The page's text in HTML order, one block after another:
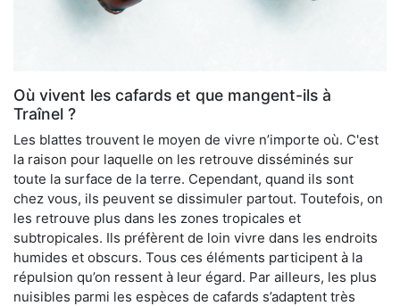
Où vivent les cafards et que mangent-ils à
Traînel ?
Les blattes trouvent le moyen de vivre n’importe où. C'est
la raison pour laquelle on les retrouve disséminés sur
toute la surface de la terre. Cependant, quand ils sont
chez vous, ils peuvent se dissimuler partout. Toutefois, on
les retrouve plus dans les zones tropicales et
subtropicales. Ils préfèrent de loin vivre dans les endroits
humides et obscurs. Tous ces éléments participent à la
répulsion qu’on ressent à leur égard. Par ailleurs, les plus
nuisibles parmi les espèces de cafards s’adaptent très